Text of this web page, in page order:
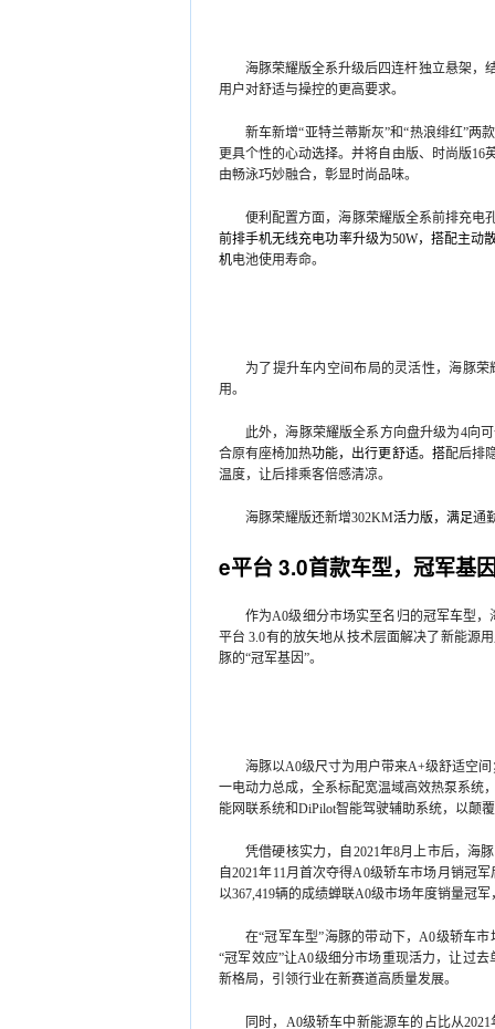
海豚荣耀版全系升级后四连杆独立悬架，
用户对舒适与操控的更高要求。
新车新增“亚特兰蒂斯灰”和“热浪绯红”两
更具个性的心动选择。并将自由版、时尚版
由畅泳巧妙融合，彰显时尚品味。
便利配置方面，海豚荣耀版全系前排充电
前排手机无线充电功率升级为50W，搭配主动
机电池使用寿命。
为了提升车内空间布局的灵活性，海豚
用。
此外，海豚荣耀版全系方向盘升级为4向
合原有座椅加热功能，出行更舒适。搭配后排
温度，让后排乘客倍感清凉。
海豚荣耀版还新增302KM活力版，满足通
e平台 3.0首款车型，冠军基
作为A0级细分市场实至名归的冠军车型
平台 3.0有的放矢地从技术层面解决了新能源
豚的“冠军基因”。
海豚以A0级尺寸为用户带来A+级舒适空
一电动力总成，全系标配宽温域高效热泵系统
能网联系统和DiPilot智能驾驶辅助系统，以颠
凭借硬核实力，自2021年8月上市后，海
自2021年11月首次夺得A0级轿车市场月销冠
以367,419辆的成绩蝉联A0级市场年度销量冠
在“冠军车型”海豚的带动下，A0级轿车
“冠军效应”让A0级细分市场重现活力，让过
新格局，引领行业在新赛道高质量发展。
同时，A0级轿车中新能源车的占比从